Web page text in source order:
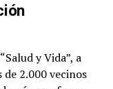
y Vida”, a
de 2.000 vecinos